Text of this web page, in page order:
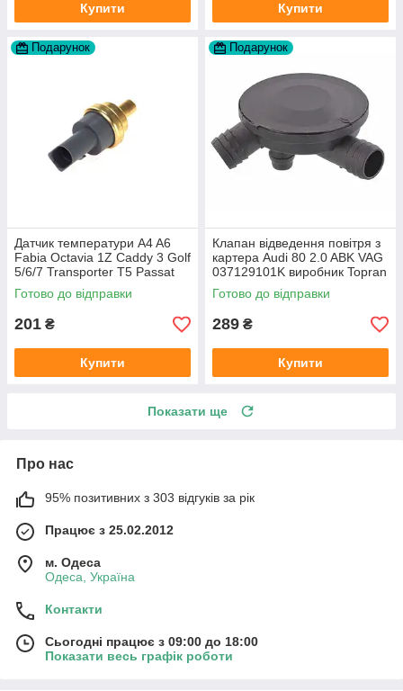
Купити Купити
Подарунок
Датчик температури A4 A6
Fabia Octavia 1Z Caddy 3 Golf
5/6/7 Transporter T5 Passat
B6 (колір сірий)
Готово до відправки
201 ₴
Купити
Подарунок
Клапан відведення повітря з
картера Audi 80 2.0 ABK VAG
037129101K виробник Topran
Німеччина
Готово до відправки
289 ₴
Купити
Показати ще
Про нас
95% позитивних з 303 відгуків за рік
Працює з 25.02.2012
м. Одеса
Одеса, Україна
Контакти
Сьогодні працює з 09:00 до 18:00
Показати весь графік роботи